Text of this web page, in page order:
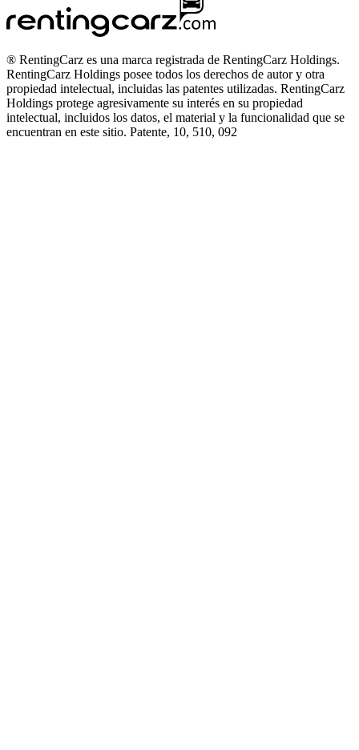
® RentingCarz es una marca registrada de RentingCarz Holdings.
RentingCarz Holdings posee todos los derechos de autor y otra
propiedad intelectual, incluidas las patentes utilizadas. RentingCarz
Holdings protege agresivamente su interés en su propiedad
intelectual, incluidos los datos, el material y la funcionalidad que se
encuentran en este sitio. Patente, 10, 510, 092